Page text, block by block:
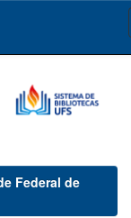
Federal de